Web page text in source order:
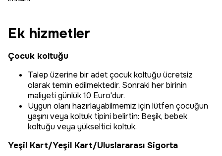
Ek hizmetler
Çocuk koltuğu
Talep üzerine bir adet çocuk koltuğu ücretsiz
olarak temin edilmektedir. Sonraki her birinin
maliyeti günlük 10 Euro'dur.
Uygun olanı hazırlayabilmemiz için lütfen çocuğun
yaşını veya koltuk tipini belirtin: Beşik, bebek
koltuğu veya yükseltici koltuk.
Yeşil Kart/Yeşil Kart/Uluslararası Sigorta